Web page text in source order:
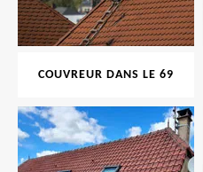
COUVREUR DANS LE 69